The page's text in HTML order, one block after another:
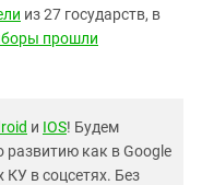
из 27 государств, в
прошли
и IOS! Будем
развитию как в Google
КУ в соцсетях. Без